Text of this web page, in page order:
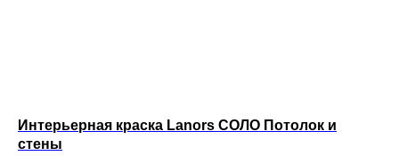
Интерьерная краска Lanors СОЛО Потолок и
стены